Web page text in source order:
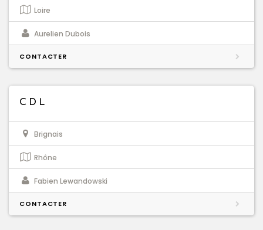
Loire
Aurelien Dubois
CONTACTER
C D L
Brignais
Rhône
Fabien Lewandowski
CONTACTER